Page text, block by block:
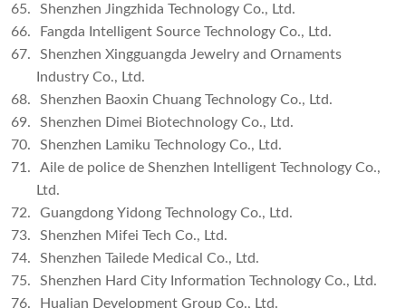
65.
Shenzhen Jingzhida Technology Co., Ltd.
66.
Fangda Intelligent Source Technology Co., Ltd.
67.
Shenzhen Xingguangda Jewelry and Ornaments
Industry Co., Ltd.
68.
Shenzhen Baoxin Chuang Technology Co., Ltd.
69.
Shenzhen Dimei Biotechnology Co., Ltd.
70.
Shenzhen Lamiku Technology Co., Ltd.
71.
Aile de police de Shenzhen Intelligent Technology Co.,
Ltd.
72.
Guangdong Yidong Technology Co., Ltd.
73.
Shenzhen Mifei Tech Co., Ltd.
74.
Shenzhen Tailede Medical Co., Ltd.
75.
Shenzhen Hard City Information Technology Co., Ltd.
76.
Hualian Development Group Co., Ltd.